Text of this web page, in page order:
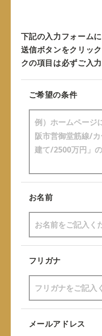
下記の入力フォーム
送信ボタンをクリッ
クの項目は必ずご入
ご希望の条件
お名前
フリガナ
メールアドレス